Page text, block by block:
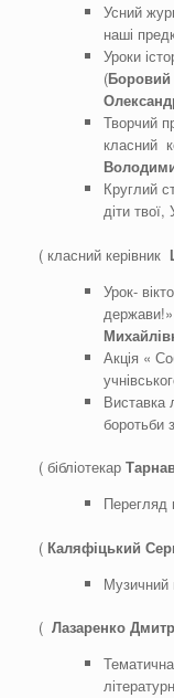
Усний
наші
Уроки
(Боровий
Творчий
класний
Круглий
діти твої,
( класний керівник
Урок-
держави!»
Акція «
Виставка
боротьби
( бібліотекар
Перегляд
( Каляфіцький
( Лазаренко